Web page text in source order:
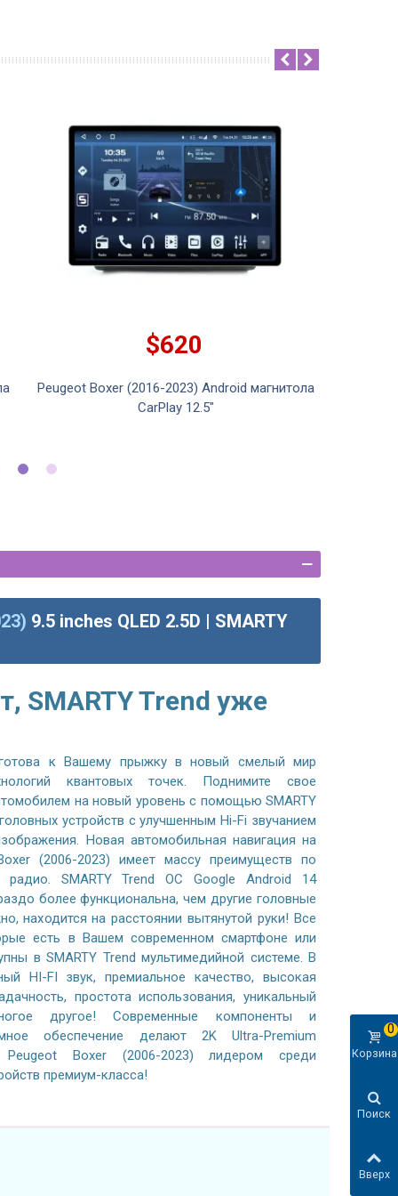
$620
Peugeot Boxer (2016-2023) Android магнитола
CarPlay 12.5"
9.5 inches QLED 2.5D | SMARTY
SMARTY Trend уже
к Вашему прыжку в новый смелый мир
квантовых точек. Поднимите свое
на новый уровень с помощью SMARTY
устройств с улучшенным Hi-Fi звучанием
Новая автомобильная навигация на
(2006-2023) имеет массу преимуществ по
радио. SMARTY Trend ОС Google Android 14
более функциональна, чем другие головные
находится на расстоянии вытянутой руки! Все
есть в Вашем современном смартфоне или
в SMARTY Trend мультимедийной системе. В
HI-FI звук, премиальное качество, высокая
простота использования, уникальный
другое! Современные компоненты и
обеспечение делают 2K Ultra-Premium
Peugeot Boxer (2006-2023) лидером среди
премиум-класса!
Корзина
0
Поиск
Вверх